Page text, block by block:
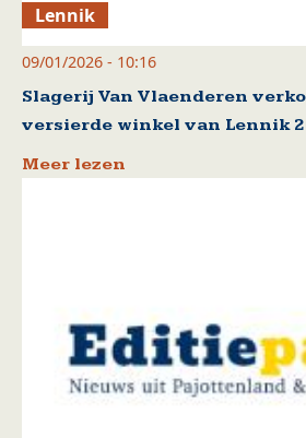
Lennik
09/01/2026 - 10:16
Slagerij Van Vlaenderen
versierde winkel van Lennik
Meer lezen